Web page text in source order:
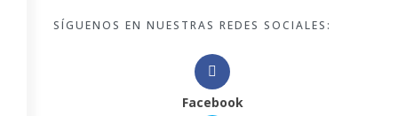
SÍGUENOS EN NUESTRAS REDES SOCIALES:
Facebook